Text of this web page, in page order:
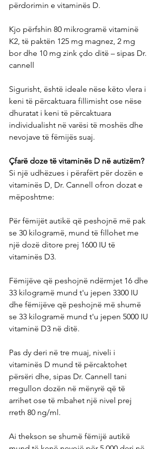
përdorimin e vitaminës D.
Kjo përfshin 80 mikrogramë vitaminë
K2, të paktën 125 mg magnez, 2 mg
bor dhe 10 mg zink çdo ditë – sipas Dr.
cannell
Sigurisht, është ideale nëse këto vlera i
keni të përcaktuara fillimisht ose nëse
dhuratat i keni të përcaktuara
individualisht në varësi të moshës dhe
nevojave të fëmijës suaj.
Çfarë doze të vitaminës D në autizëm?
Si një udhëzues i përafërt për dozën e
vitaminës D, Dr. Cannell ofron dozat e
mëposhtme:
Për fëmijët autikë që peshojnë më pak
se 30 kilogramë, mund të fillohet me
një dozë ditore prej 1600 IU të
vitaminës D3.
Fëmijëve që peshojnë ndërmjet 16 dhe
33 kilogramë mund t'u jepen 3300 IU
dhe fëmijëve që peshojnë më shumë
se 33 kilogramë mund t'u jepen 5000 IU
vitaminë D3 në ditë.
Pas dy deri në tre muaj, niveli i
vitaminës D mund të përcaktohet
përsëri dhe, sipas Dr. Cannell tani
rregullon dozën në mënyrë që të
arrihet ose të mbahet një nivel prej
rreth 80 ng/ml.
Ai thekson se shumë fëmijë autikë